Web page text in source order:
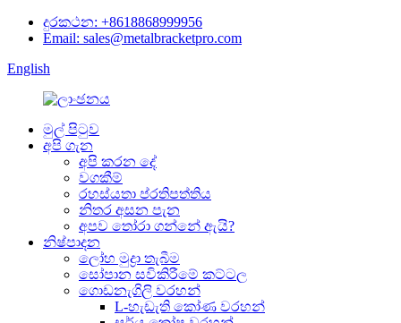
දුරකථන: +8618868999956
Email: sales@metalbracketpro.com
English
මුල් පිටුව
අපි ගැන
අපි කරන දේ
වගකීම්
රහස්යතා ප්රතිපත්තිය
නිතර අසන පැන
අපව තෝරා ගන්නේ ඇයි?
නිෂ්පාදන
ලෝහ මුද්‍රා තැබීම
සෝපාන සවිකිරීමේ කට්ටල
ගොඩනැගිලි වරහන්
L-හැඩැති කෝණ වරහන්